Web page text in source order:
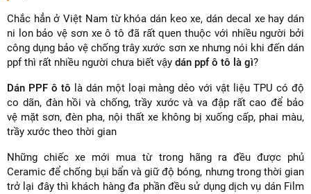
Chắc hẳn ở Việt Nam từ khóa dán keo xe, dán decal xe hay dán
ni lon bảo vệ sơn xe ô tô đã rất quen thuộc với nhiều người bởi
công dụng bảo vệ chống trây xước sơn xe nhưng nói khi đến dán
ppf thì rất nhiều người chưa biết vậy dán ppf ô tô là gì?
Dán PPF ô tô là dán một loại màng dẻo với vật liệu TPU có độ
co dãn, đàn hồi và chống, trầy xước và va đập rất cao để bảo
vệ mặt sơn, đèn pha, nội thất xe không bị xuống cấp, phai màu,
trầy xước theo thời gian
Những chiếc xe mới mua từ trong hãng ra đều được phủ
Ceramic để chống bụi bẩn và giữ độ bóng, nhưng trong thời gian
trở lại đây thì khách hàng đa phần đều sử dụng dịch vụ dán Film